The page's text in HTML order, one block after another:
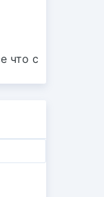
что с